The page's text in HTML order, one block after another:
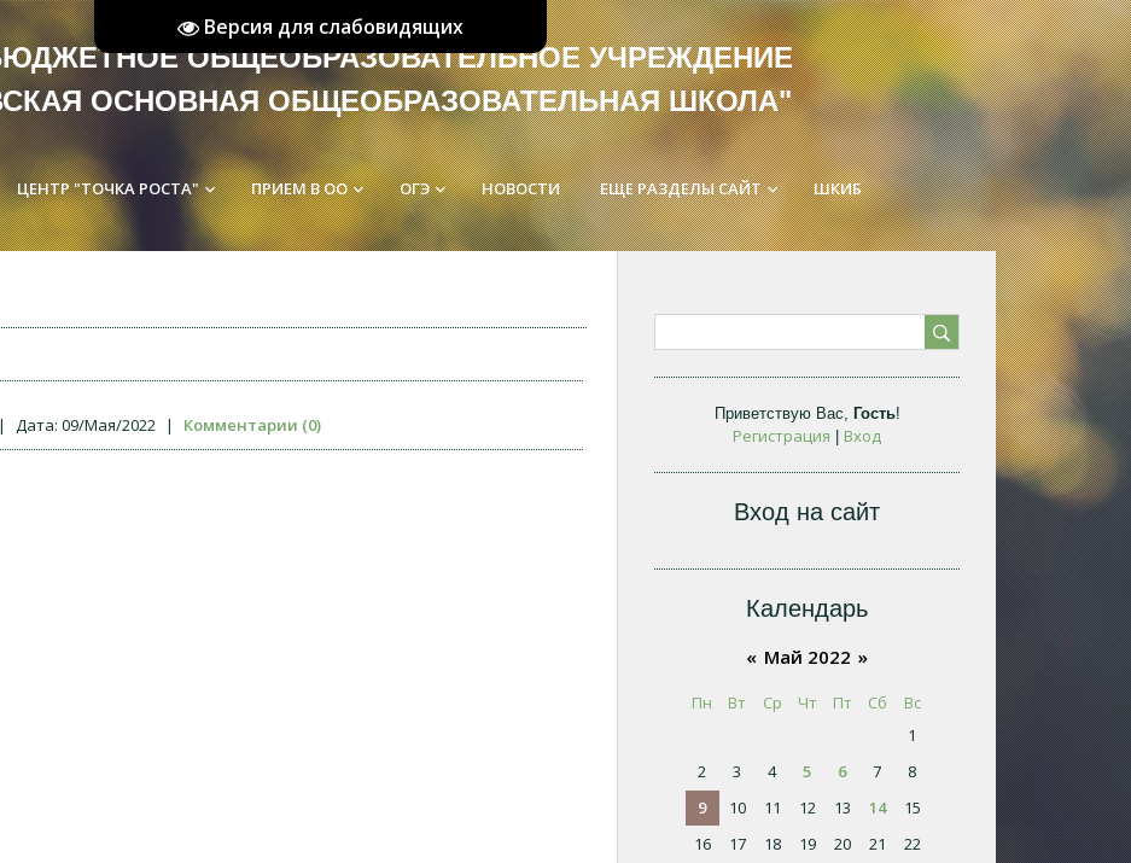
Версия для слабовидящих
БЮДЖЕТНОЕ ОБЩЕОБРАЗОВАТЕЛЬНОЕ УЧРЕЖДЕНИЕ
ОСНОВНАЯ ОБЩЕОБРАЗОВАТЕЛЬНАЯ ШКОЛА"
ЦЕНТР "ТОЧКА РОСТА"keyboard_arrow_down ПРИЕМ В ООkeyboard_arrow_down ОГЭkeyboard_arrow_down НОВОСТИ ЕЩЕ РАЗДЕЛЫ САЙТkeyboard_arrow_down ШКИБ
| Дата: 09/Мая/2022 | Комментарии (0)
Приветствую Вас, Гость!
Регистрация Вход
Вход на сайт
Календарь
« Май 2022 »
Пн Вт Ср Чт Пт Сб
Вс
1
2
3 4 5 6 7
8
9
10 11 12 13 14
15
16
17 18 19 20 21
22